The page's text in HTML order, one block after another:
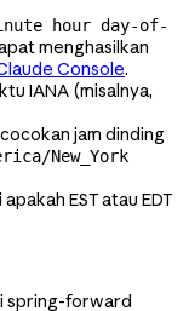
hour day-of-
menghasilkan
Console.
IANA (misalnya,
jam dinding
New_York
EST atau EDT
spring-forward